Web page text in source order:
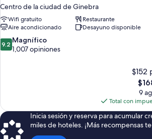
Centro de la ciudad de Ginebra
Wifi gratuito
Restaurante
Aire acondicionado
Desayuno disponible
9.2
de
9.2 Magnífico
1,007 opiniones
$152
El
es
de
$168
9
Total con
Inicia sesión y reserva para acumular
miles de hoteles. ¡Más recompensas